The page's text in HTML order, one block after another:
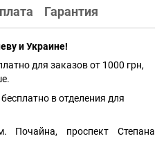
Гарантия
и Украине!
для заказов от 1000 грн,
в отделения для
Почайна, проспект Степана